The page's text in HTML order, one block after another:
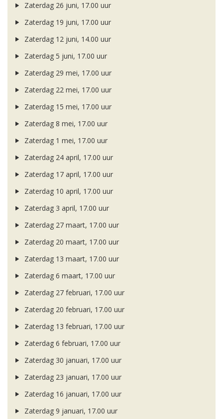
Zaterdag 26 juni, 17.00 uur
Zaterdag 19 juni, 17.00 uur
Zaterdag 12 juni, 14.00 uur
Zaterdag 5 juni, 17.00 uur
Zaterdag 29 mei, 17.00 uur
Zaterdag 22 mei, 17.00 uur
Zaterdag 15 mei, 17.00 uur
Zaterdag 8 mei, 17.00 uur
Zaterdag 1 mei, 17.00 uur
Zaterdag 24 april, 17.00 uur
Zaterdag 17 april, 17.00 uur
Zaterdag 10 april, 17.00 uur
Zaterdag 3 april, 17.00 uur
Zaterdag 27 maart, 17.00 uur
Zaterdag 20 maart, 17.00 uur
Zaterdag 13 maart, 17.00 uur
Zaterdag 6 maart, 17.00 uur
Zaterdag 27 februari, 17.00 uur
Zaterdag 20 februari, 17.00 uur
Zaterdag 13 februari, 17.00 uur
Zaterdag 6 februari, 17.00 uur
Zaterdag 30 januari, 17.00 uur
Zaterdag 23 januari, 17.00 uur
Zaterdag 16 januari, 17.00 uur
Zaterdag 9 januari, 17.00 uur